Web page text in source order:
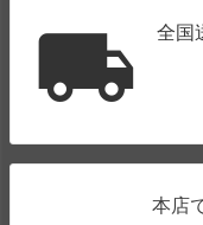
全国
本店